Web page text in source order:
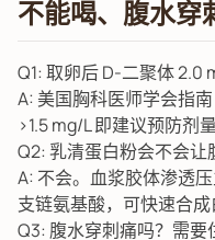
不能喝、腹水穿
Q1: 取卵后 D-二聚体 2.0
A: 美国胸科医师学会指
>1.5 mg/L 即建议预防剂
Q2: 乳清蛋白粉会不会让
A: 不会。血浆胶体渗透
支链氨基酸，可快速合成
Q3: 腹水穿刺痛吗？需要